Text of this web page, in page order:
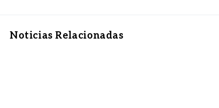
Noticias Relacionadas